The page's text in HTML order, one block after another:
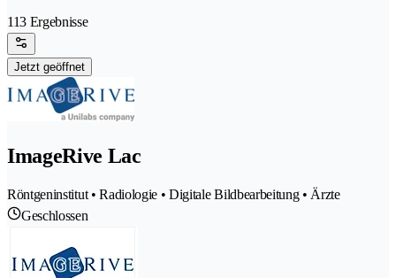
113 Ergebnisse
Jetzt geöffnet
ImageRive Lac
Röntgeninstitut • Radiologie • Digitale Bildbearbeitung • Ärzte
Geschlossen